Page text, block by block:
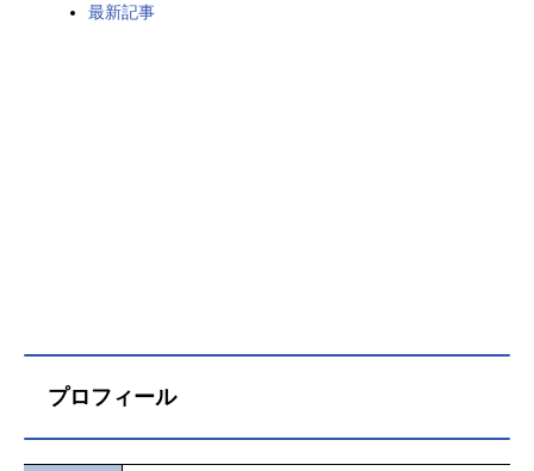
男性声優/女性声優一覧
最新記事
プロフィール